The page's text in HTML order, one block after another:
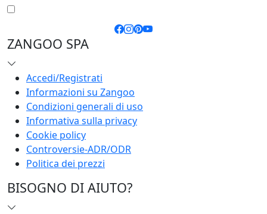
ZANGOO SPA
Accedi/Registrati
Informazioni su Zangoo
Condizioni generali di uso
Informativa sulla privacy
Cookie policy
Controversie-ADR/ODR
Politica dei prezzi
BISOGNO DI AIUTO?